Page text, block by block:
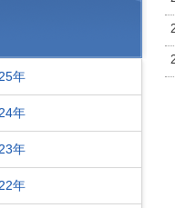
年
年
年
年